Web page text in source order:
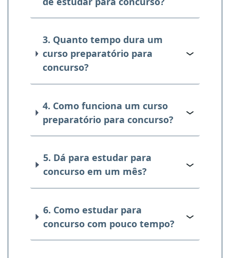
3. Quanto tempo dura um
curso preparatório para
concurso?
4. Como funciona um curso
preparatório para concurso?
5. Dá para estudar para
concurso em um mês?
6. Como estudar para
concurso com pouco tempo?